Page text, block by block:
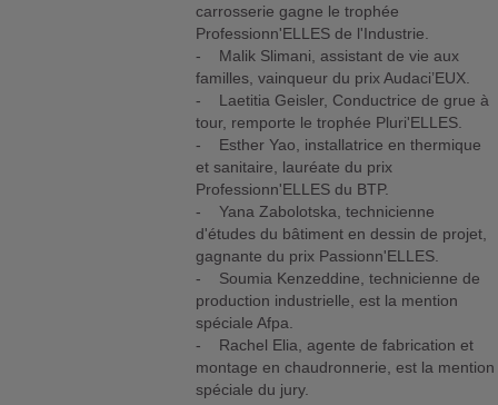
carrosserie gagne le trophée
Professionn'ELLES de l'Industrie.
- Malik Slimani, assistant de vie aux
familles, vainqueur du prix Audaci’EUX.
- Laetitia Geisler, Conductrice de grue à
tour, remporte le trophée Pluri'ELLES.
- Esther Yao, installatrice en thermique
et sanitaire, lauréate du prix
Professionn'ELLES du BTP.
- Yana Zabolotska, technicienne
d'études du bâtiment en dessin de projet,
gagnante du prix Passionn'ELLES.
- Soumia Kenzeddine, technicienne de
production industrielle, est la mention
spéciale Afpa.
- Rachel Elia, agente de fabrication et
montage en chaudronnerie, est la mention
spéciale du jury.